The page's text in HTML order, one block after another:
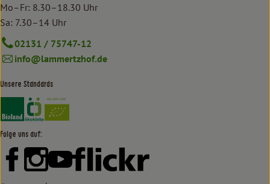
Mo–Fr: 8.30–18.30 Uhr
Sa: 7.30–14 Uhr
02131 / 75747-12
info@lammertzhof.de
Unsere Standards
Externer Link zu https://www.bioland.de/verbraucher
Externer Link zu https://www.oekokiste.de/
Folge uns auf:
Externer Link zu https://www.facebook.com/lammertzhof/
Externer Link zu https://www.instagram.com/
Externer Link zu https://www.youtube.com/
Externer Link zu https://